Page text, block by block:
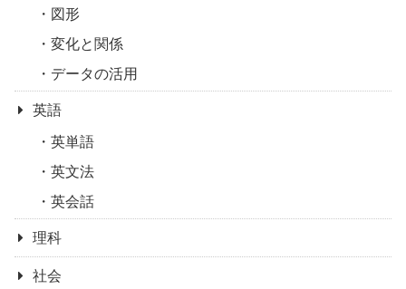
図形
変化と関係
データの活用
英語
英単語
英文法
英会話
理科
社会